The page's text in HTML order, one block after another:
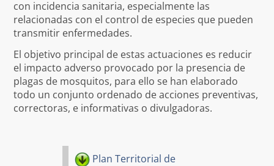
con incidencia sanitaria, especialmente las
relacionadas con el control de especies que pueden
transmitir enfermedades.
El objetivo principal de estas actuaciones es reducir
el impacto adverso provocado por la presencia de
plagas de mosquitos, para ello se han elaborado
todo un conjunto ordenado de acciones preventivas,
correctoras, e informativas o divulgadoras.
Plan Territorial de